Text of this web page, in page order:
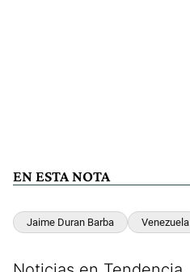
EN ESTA NOTA
Jaime Duran Barba Venezuela